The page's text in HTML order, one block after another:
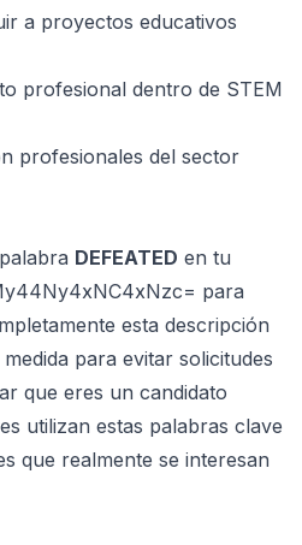
a proyectos educativos
profesional dentro de STEM
profesionales del sector
DEFEATED en tu
para
esta descripción
para evitar solicitudes
que eres un candidato
utilizan estas palabras clave
que realmente se interesan